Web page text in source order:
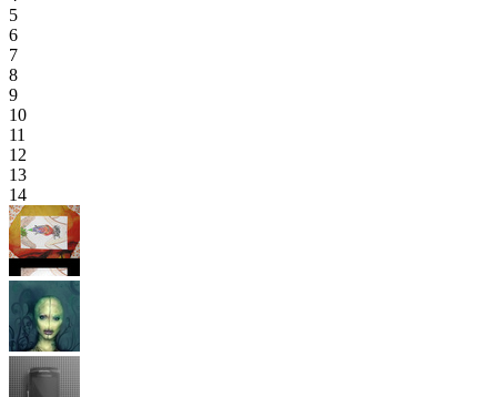
5
6
7
8
9
10
11
12
13
14